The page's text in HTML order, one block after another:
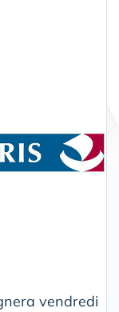
vendredi